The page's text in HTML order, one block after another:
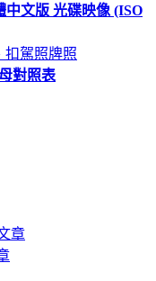
中文版 光碟映像 (ISO
扣駕照牌照
對照表